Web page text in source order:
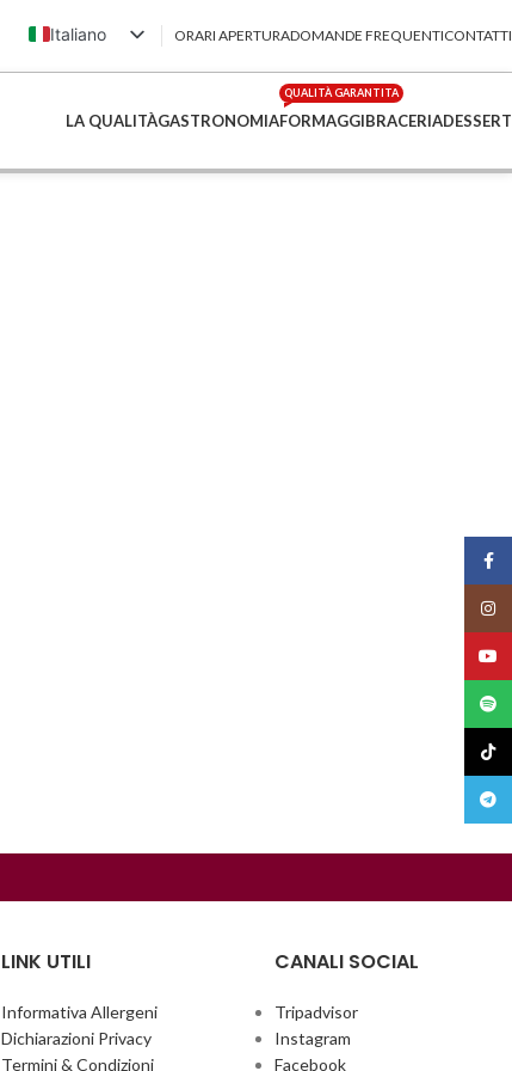
Italiano
English (UK)
Français
ORARI APERTURADOMANDE FREQUENTICONTATTI
LA QUALITÀGASTRONOMIAFORMAGGI
QUALITÀ GARANTITA
BRACERIADESSERT
LINK UTILI
Informativa Allergeni
Dichiarazioni Privacy
Termini & Condizioni
CANALI SOCIAL
Tripadvisor
Instagram
Facebook